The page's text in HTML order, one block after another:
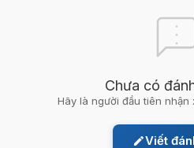
Chưa có
Hãy là người đầu tiên nhận
Viết